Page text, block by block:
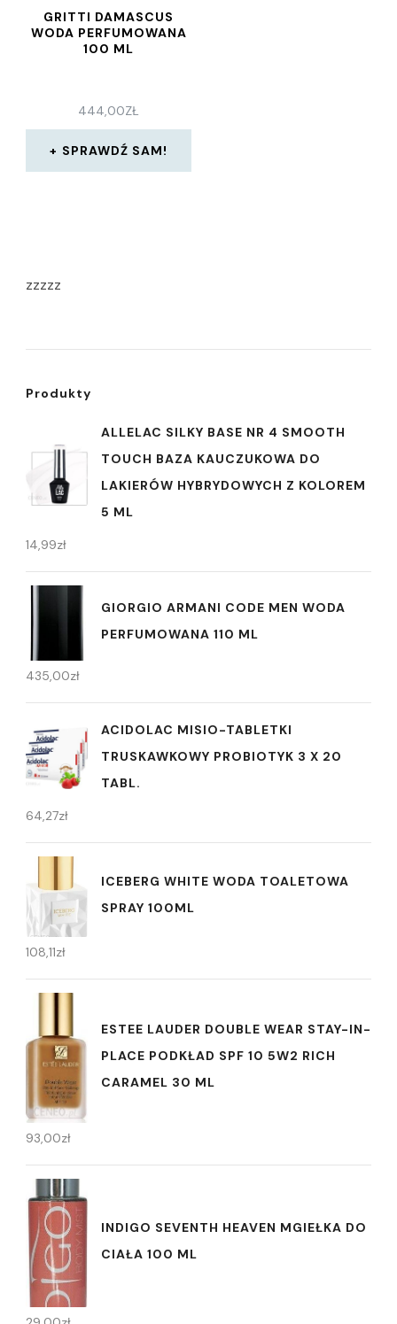
GRITTI DAMASCUS
WODA PERFUMOWANA
100 ML
444,00ZŁ
SPRAWDŹ SAM!
zzzzz
Produkty
ALLELAC SILKY BASE NR 4 SMOOTH
TOUCH BAZA KAUCZUKOWA DO
LAKIERÓW HYBRYDOWYCH Z KOLOREM
5 ML
14,99zł
GIORGIO ARMANI CODE MEN WODA
PERFUMOWANA 110 ML
435,00zł
ACIDOLAC MISIO-TABLETKI
TRUSKAWKOWY PROBIOTYK 3 X 20
TABL.
64,27zł
ICEBERG WHITE WODA TOALETOWA
SPRAY 100ML
108,11zł
ESTEE LAUDER DOUBLE WEAR STAY-IN-
PLACE PODKŁAD SPF 10 5W2 RICH
CARAMEL 30 ML
93,00zł
INDIGO SEVENTH HEAVEN MGIEŁKA DO
CIAŁA 100 ML